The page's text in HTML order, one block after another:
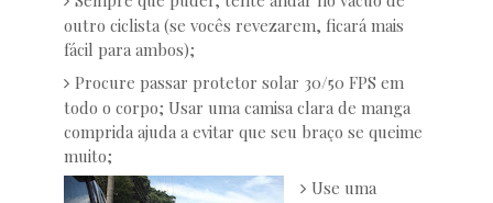
outro ciclista (se vocês revezarem, ficará mais
fácil para ambos);
Procure passar protetor solar 30/50 FPS em
todo o corpo; Usar uma camisa clara de manga
comprida ajuda a evitar que seu braço se queime
muito;
Use uma